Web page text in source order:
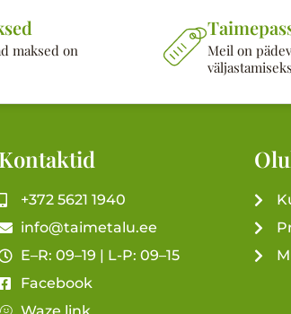
maksed on
Meil on
Kontaktid
+372 5621 1940
info@taimetalu.ee
E–R: 09–19 | L-P: 09–15
Facebook